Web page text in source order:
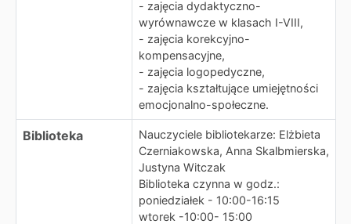
- zajęcia dydaktyczno-
wyrównawcze w klasach I-VIII,
- zajęcia korekcyjno-
kompensacyjne,
- zajęcia logopedyczne,
- zajęcia kształtujące umiejętności
emocjonalno-społeczne.
Biblioteka
Nauczyciele bibliotekarze: Elżbieta
Czerniakowska, Anna Skalbmierska,
Justyna Witczak
Biblioteka czynna w godz.:
poniedziałek - 10:00-16:15
wtorek -10:00- 15:00